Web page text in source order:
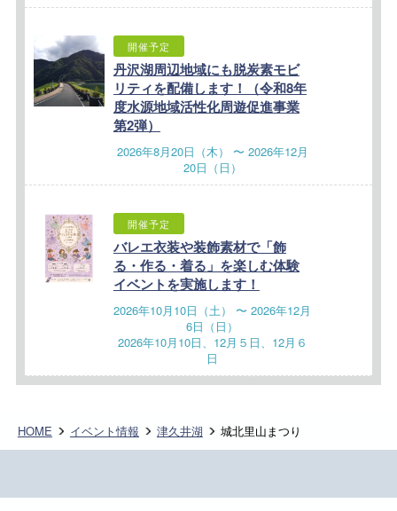
開催予定
丹沢湖周辺地域にも脱炭素モビ
リティを配備します！（令和8年
度水源地域活性化周遊促進事業
第2弾）
2026年8月20日（木） 〜 2026年12月
20日（日）
開催予定
バレエ衣装や装飾素材で「飾
る・作る・着る」を楽しむ体験
イベントを実施します！
2026年10月10日（土） 〜 2026年12月
6日（日）
2026年10月10日、12月５日、12月６
日
HOME イベント情報 津久井湖 城北里山まつり